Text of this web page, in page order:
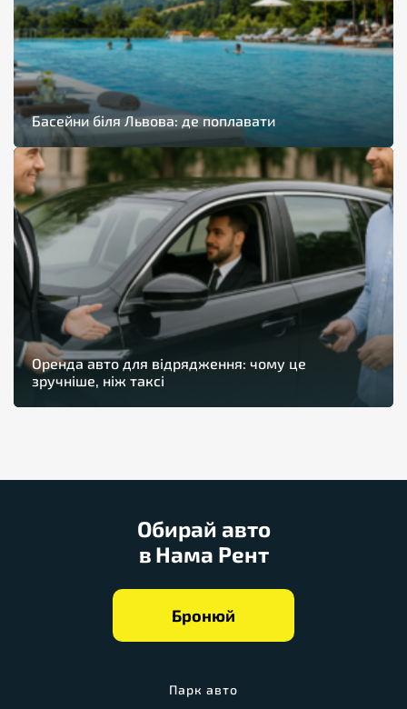
Басейни біля Львова: де поплавати
Оренда авто для відрядження: чому це
зручніше, ніж таксі
Парк авто
Обирай авто
в Нама Рент
Бронюй